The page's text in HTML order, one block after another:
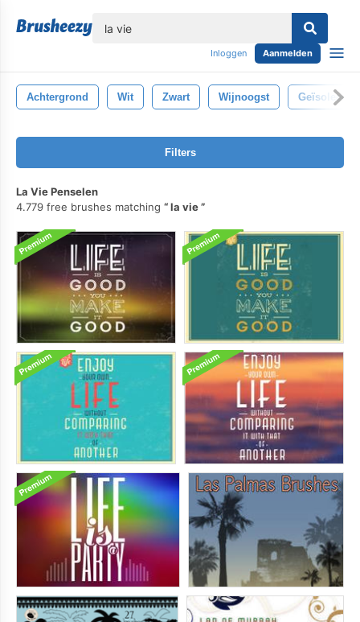
Inloggen Aanmelden
Achtergrond Wit Zwart Wijnoogst Geïsoleerd
Filters
La Vie Penselen
4.779 free brushes matching
la vie